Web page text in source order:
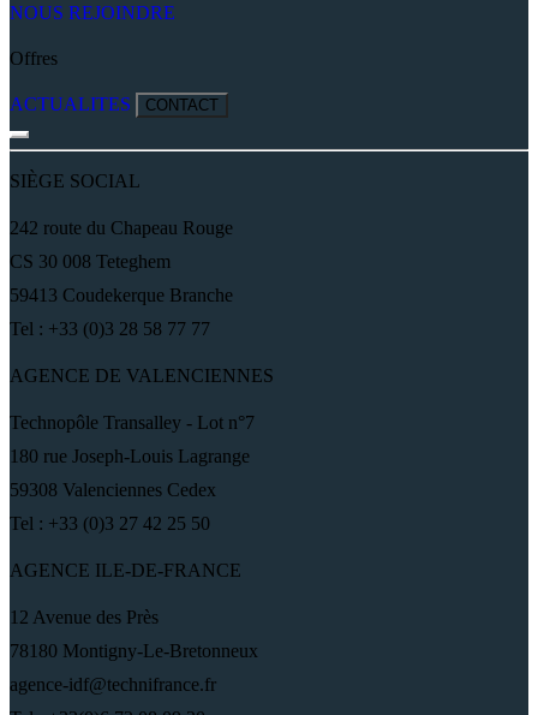
NOUS REJOINDRE
Offres
ACTUALITES CONTACT
SIÈGE SOCIAL
242 route du Chapeau Rouge
CS 30 008 Teteghem
59413 Coudekerque Branche
Tel : +33 (0)3 28 58 77 77
AGENCE DE VALENCIENNES
Technopôle Transalley - Lot n°7
180 rue Joseph-Louis Lagrange
59308 Valenciennes Cedex
Tel : +33 (0)3 27 42 25 50
AGENCE ILE-DE-FRANCE
12 Avenue des Près
78180 Montigny-Le-Bretonneux
agence-idf@technifrance.fr